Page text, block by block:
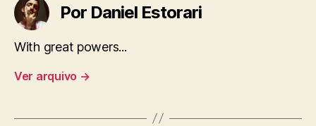
Por Daniel Estorari
With great powers...
Ver arquivo →